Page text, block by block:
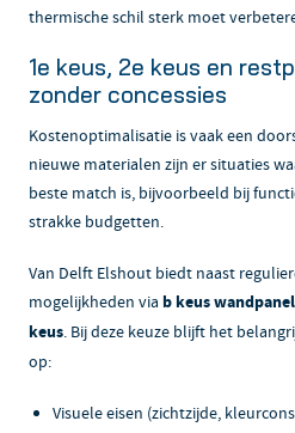
thermische schil sterk moet
1e keus, 2e keus en
zonder concessies
Kostenoptimalisatie is vaak een
nieuwe materialen zijn er situaties
beste match is, bijvoorbeeld bij
strakke budgetten.
Van Delft Elshout biedt naast
mogelijkheden via b keus
keus. Bij deze keuze blijft het
op:
Visuele eisen (zichtzijde,